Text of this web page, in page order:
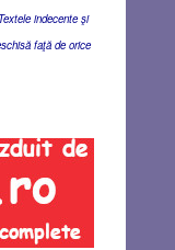
indecente şi
faţă de orice